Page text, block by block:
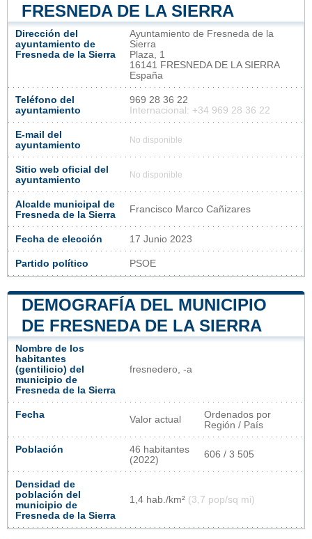
FRESNEDA DE LA SIERRA
Dirección del
ayuntamiento de
Fresneda de la Sierra
Ayuntamiento de Fresneda de la
Sierra
Plaza, 1
16141 FRESNEDA DE LA SIERRA
España
Teléfono del
ayuntamiento
969 28 36 22
Internacional: +34 969 28 36 22
E-mail del
ayuntamiento
No disponible
Sitio web oficial del
ayuntamiento
No disponible
Alcalde municipal de
Fresneda de la Sierra
Francisco Marco Cañizares
Fecha de elección 17 Junio 2023
Partido político PSOE
DEMOGRAFÍA DEL MUNICIPIO
DE FRESNEDA DE LA SIERRA
Nombre de los
habitantes
(gentilicio) del
municipio de
Fresneda de la Sierra
fresnedero, -a
Fecha Valor actual
Ordenados por
Región / País
Población
46 habitantes
(2022)
606 / 3 505
Densidad de
población del
municipio de
Fresneda de la Sierra
1,4 hab./km² (3,7 pop/sq mi)